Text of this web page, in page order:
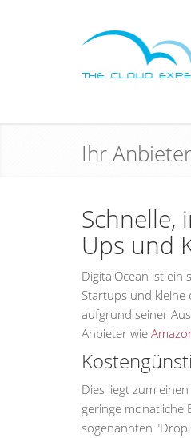
Ihr
Schnelle,
Ups und
DigitalOcean ist
Startups und
aufgrund seiner
Anbieter wie
Dies liegt zum
geringe monatliche
sogenannten